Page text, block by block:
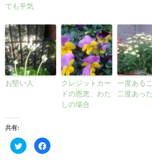
ても平気
お堅い人
クレジットカー
ドの恩恵、わた
しの場合
一度ある
二度あった
共有:
ク
リ
F
a